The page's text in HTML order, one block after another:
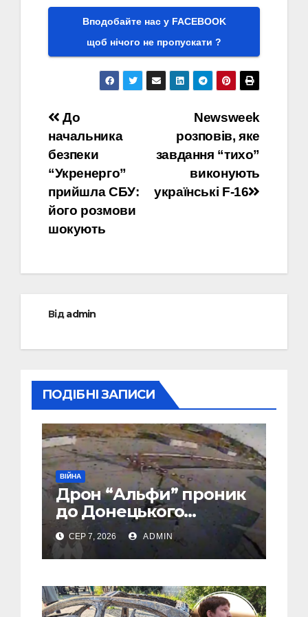
Вподобайте нас у FACEBOOK
щоб нічого не пропускати ?
Навігація
записів
Newsweek
розповів, яке
завдання “тихо”
виконують
українські F-16
До
начальника
безпеки
“Укренерго”
прийшла СБУ:
його розмови
шокують
Відadmin
ПОДІБНІ ЗАПИСИ
ВІЙНА
Дрон “Альфи” проник
до Донецького
аеропорту та спалив
“Шахед” ще до запуску
СЕР 7, 2026 ADMIN